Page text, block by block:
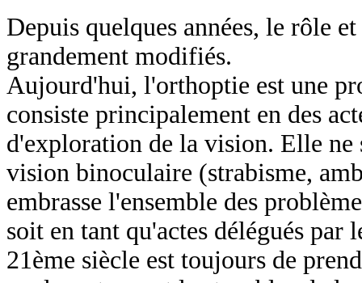
Depuis quelques années, le rôle
grandement modifiés.
Aujourd'hui, l'orthoptie est une
consiste principalement en des
d'exploration de la vision. Elle
vision binoculaire (strabisme,
embrasse l'ensemble des
soit en tant qu'actes délégués
21ème siècle est toujours de